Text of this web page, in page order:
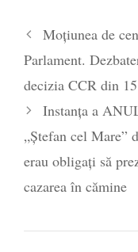
Moțiunea de
Parlament.
decizia CCR din
Instanța a
„Ștefan cel Mare”
erau obligați să
cazarea în cămine